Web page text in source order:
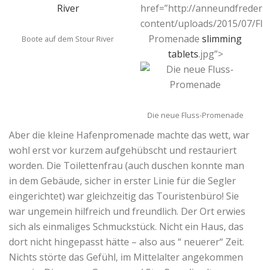
Boote auf dem Stour River
href=”http://
content/uploads/2015/07/
Promenade slimming
tablets.jpg”>
Die neue Fluss-Promenade
Aber die kleine Hafenpromenade machte das wett, war
wohl erst vor kurzem aufgehübscht und restauriert
worden. Die Toilettenfrau (auch duschen konnte man
in dem Gebäude, sicher in erster Linie für die Segler
eingerichtet) war gleichzeitig das Touristenbüro! Sie
war ungemein hilfreich und freundlich. Der Ort erwies
sich als einmaliges Schmuckstück. Nicht ein Haus, das
dort nicht hingepasst hätte – also aus “ neuerer“ Zeit.
Nichts störte das Gefühl, im Mittelalter angekommen